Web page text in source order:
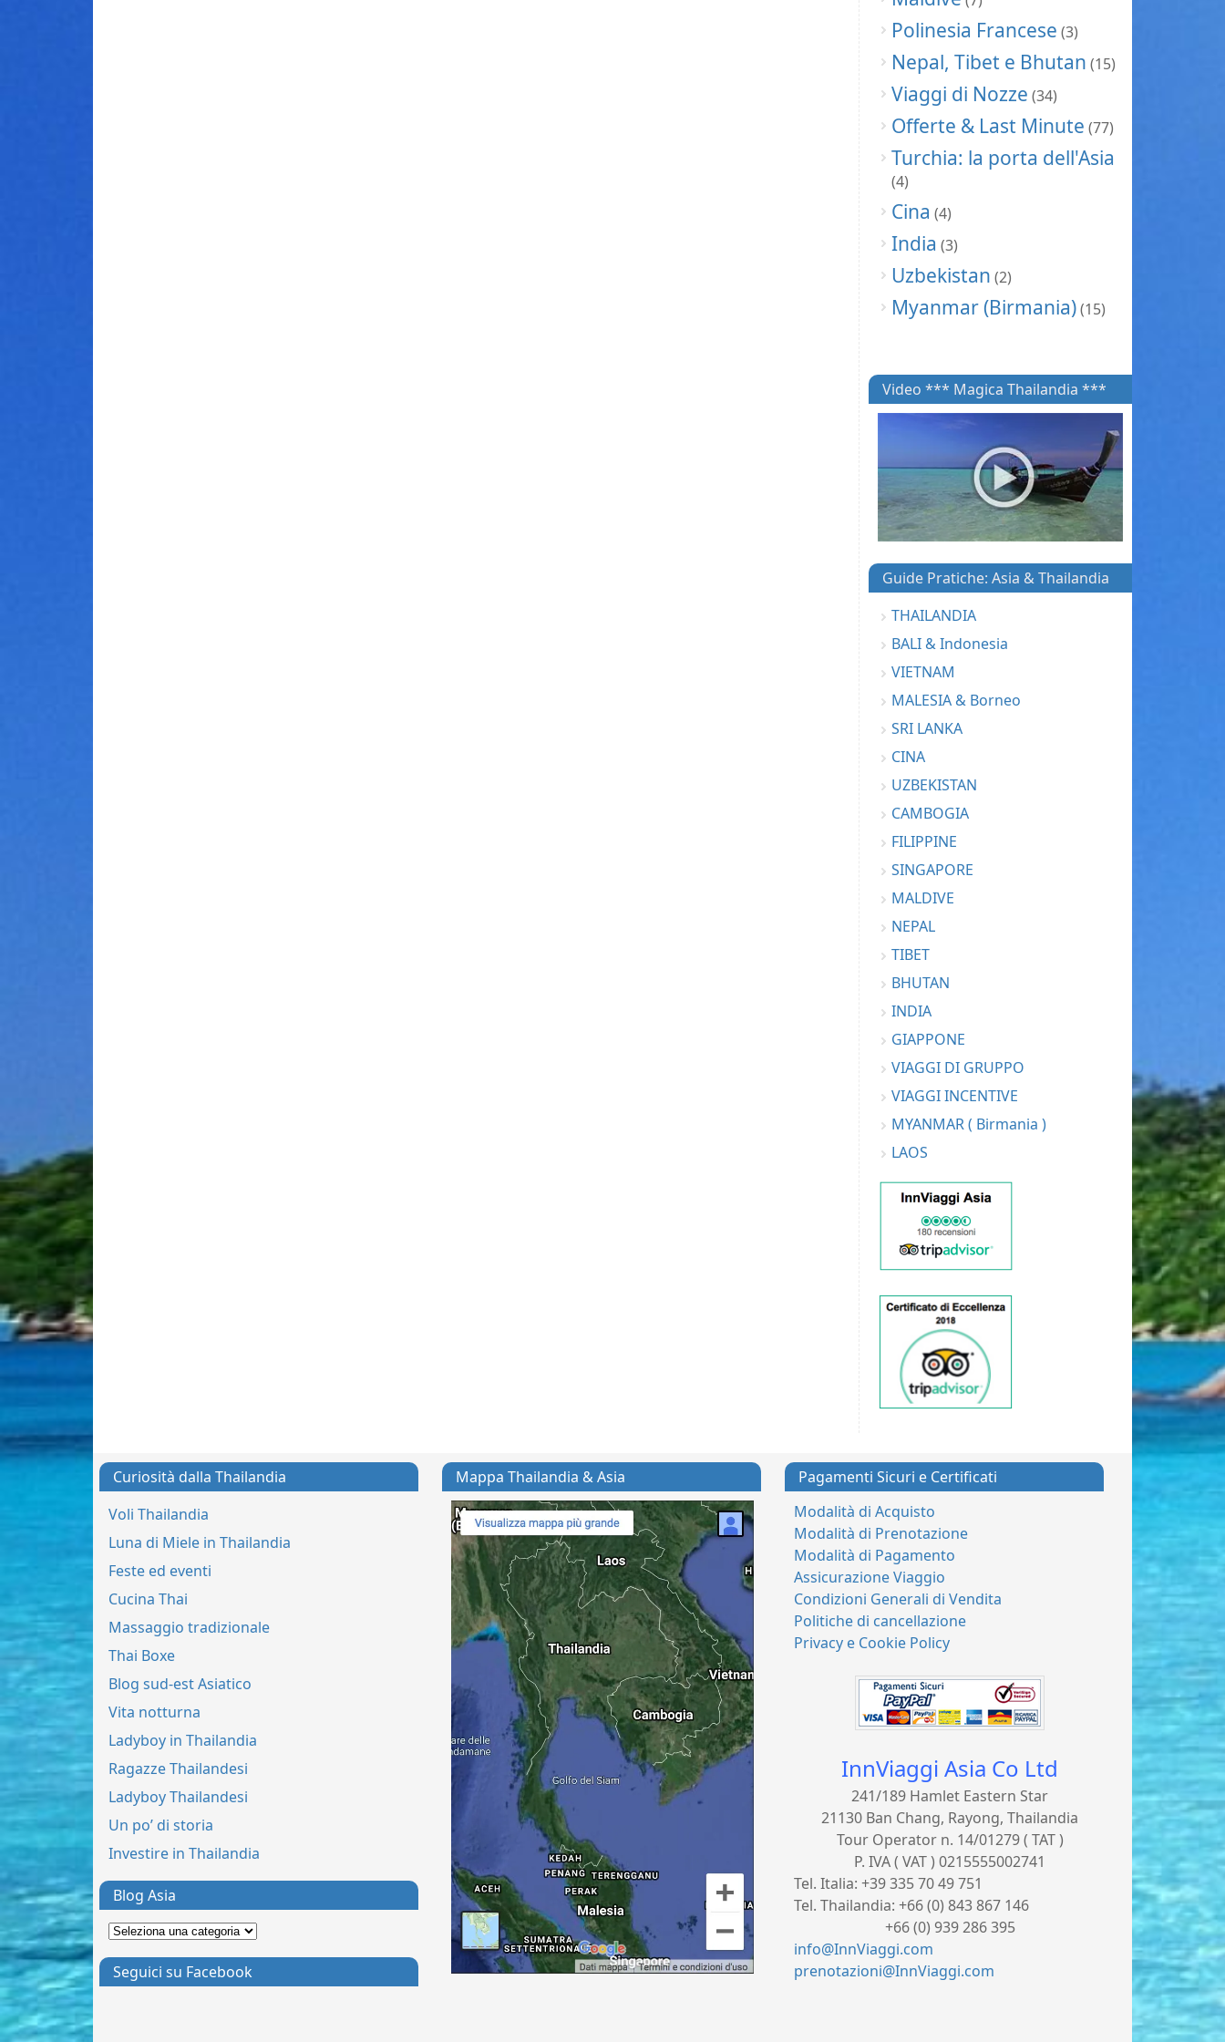
Polinesia Francese (3)
Nepal, Tibet e Bhutan (15)
Viaggi di Nozze (34)
Offerte & Last Minute (77)
Turchia: la porta dell'Asia
(4)
Cina (4)
India (3)
Uzbekistan (2)
Myanmar (Birmania)(15)
Video *** Magica Thailandia ***
Guide Pratiche: Asia & Thailandia
THAILANDIA
BALI & Indonesia
VIETNAM
MALESIA & Borneo
SRI LANKA
CINA
UZBEKISTAN
CAMBOGIA
FILIPPINE
SINGAPORE
MALDIVE
NEPAL
TIBET
BHUTAN
INDIA
GIAPPONE
VIAGGI DI GRUPPO
VIAGGI INCENTIVE
MYANMAR ( Birmania )
LAOS
Curiosità dalla Thailandia
Voli Thailandia
Luna di Miele in Thailandia
Feste ed eventi
Cucina Thai
Massaggio tradizionale
Thai Boxe
Blog sud-est Asiatico
Vita notturna
Ladyboy in Thailandia
Ragazze Thailandesi
Ladyboy Thailandesi
Un po’ di storia
Investire in Thailandia
Blog Asia
Seguici su Facebook
Mappa Thailandia & Asia
Pagamenti Sicuri e Certificati
Modalità di Acquisto
Modalità di Prenotazione
Modalità di Pagamento
Assicurazione Viaggio
Condizioni Generali di Vendita
Politiche di cancellazione
Privacy e Cookie Policy
InnViaggi Asia Co Ltd
241/189 Hamlet Eastern Star
21130 Ban Chang, Rayong, Thailandia
Tour Operator n. 14/01279 ( TAT )
P. IVA ( VAT ) 0215555002741
Tel. Italia:+39 335 70 49 751
Tel. Thailandia:+66 (0) 843 867 146
+66 (0) 939 286 395
info@InnViaggi.com
prenotazioni@InnViaggi.com